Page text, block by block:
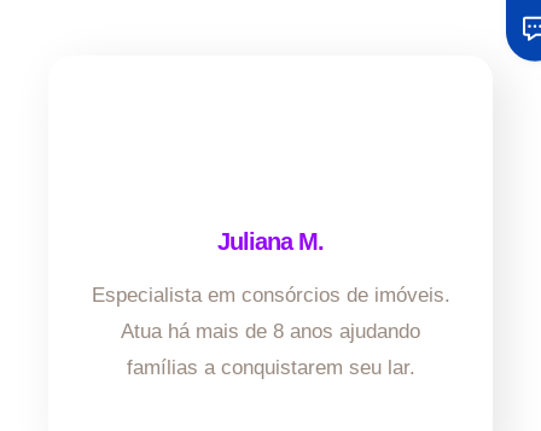
Juliana M.
Especialista em consórcios de imóveis.
Atua há mais de 8 anos ajudando
famílias a conquistarem seu lar.